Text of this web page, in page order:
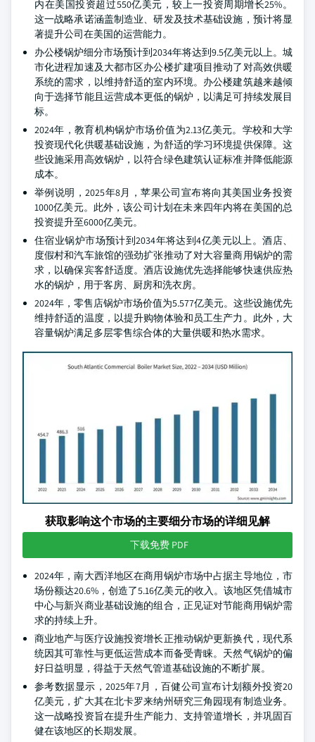
内在美国投资超过550亿美元，较上一投资周期增长25%。
这一战略承诺涵盖制造业、研发及技术基础设施，预计将显
著提升公司在美国的运营能力。
办公楼锅炉细分市场预计到2034年将达到9.5亿美元以上。城
市化进程加速及大都市区办公楼扩建项目推动了对高效供暖
系统的需求，以维持舒适的室内环境。办公楼建筑越来越倾
向于选择节能且运营成本更低的锅炉，以满足可持续发展目
标。
2024年，教育机构锅炉市场价值为2.13亿美元。学校和大学
投资现代化供暖基础设施，为舒适的学习环境提供保障。这
些设施采用高效锅炉，以符合绿色建筑认证标准并降低能源
成本。
举例说明，2025年8月，苹果公司宣布将向其美国业务投资
1000亿美元。此外，该公司计划在未来四年内将在美国的总
投资提升至6000亿美元。
住宿业锅炉市场预计到2034年将达到4亿美元以上。酒店、
度假村和汽车旅馆的强劲扩张推动了对大容量商用锅炉的需
求，以确保宾客舒适度。酒店设施优先选择能够快速供应热
水的锅炉，用于客房、厨房和洗衣房。
2024年，零售店锅炉市场价值为5.577亿美元。这些设施优先
维持舒适的温度，以提升购物体验和员工生产力。此外，大
容量锅炉满足多层零售综合体的大量供暖和热水需求。
获取影响这个市场的主要细分市场的详细见解
下载免费 PDF
2024年，南大西洋地区在商用锅炉市场中占据主导地位，市
场份额达20.6%，创造了5.16亿美元的收入。该地区凭借城市
中心与新兴商业基础设施的组合，正见证对节能商用锅炉需
求的持续上升。
商业地产与医疗设施投资增长正推动锅炉更新换代，现代系
统因其可靠性与更低运营成本而备受青睐。天然气锅炉的偏
好日益明显，得益于天然气管道基础设施的不断扩展。
参考数据显示，2025年7月，百健公司宣布计划额外投资20
亿美元，扩大其在北卡罗来纳州研究三角园现有制造业务。
这一战略投资旨在提升生产能力、支持管道增长，并巩固百
健在该地区的长期发展。